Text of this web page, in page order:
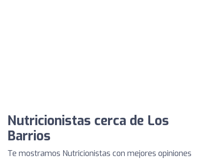
Nutricionistas cerca de Los
Barrios
Te mostramos Nutricionistas con mejores opiniones